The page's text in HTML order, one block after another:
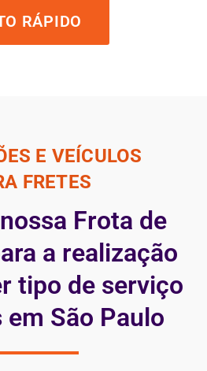
RÁPIDO
E VEÍCULOS
FRETES
Frota de
a realização
tipo de serviço
em São Paulo